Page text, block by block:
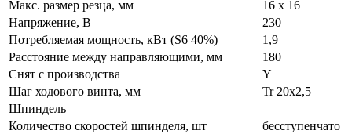
Макс. размер резца, мм
16 x 16
Напряжение, В
230
Потребляемая мощность, кВт (S6 40%)
1,9
Расстояние между направляющими, мм
180
Снят с производства
Y
Шаг ходового винта, мм
Tr 20x2,5
Шпиндель
Количество скоростей шпинделя, шт
бесступенчато